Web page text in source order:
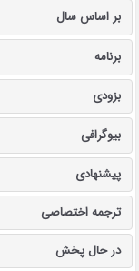
بر اساس سال
برنامه
بزودی
بیوگرافی
پیشنهادی
ترجمه اختصاصی
در حال پخش